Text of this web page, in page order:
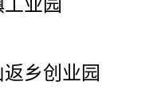
业园
乡创业园